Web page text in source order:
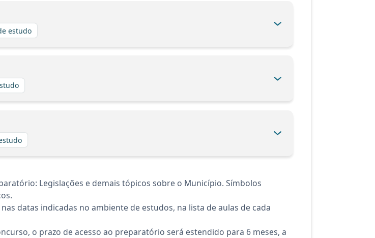
estudo
Legislações e demais tópicos sobre o Município. Símbolos
datas indicadas no ambiente de estudos, na lista de aulas de cada
o prazo de acesso ao preparatório será estendido para 6 meses, a